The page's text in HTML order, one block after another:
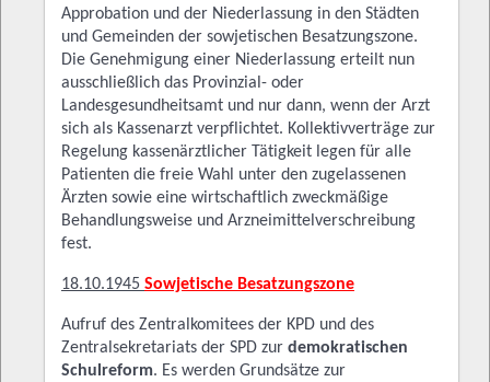
Approbation und der Niederlassung in den Städten
und Gemeinden der sowjetischen Besatzungszone.
Die Genehmigung einer Niederlassung erteilt nun
ausschließlich das Provinzial- oder
Landesgesundheitsamt und nur dann, wenn der Arzt
sich als Kassenarzt verpflichtet. Kollektivverträge zur
Regelung kassenärztlicher Tätigkeit legen für alle
Patienten die freie Wahl unter den zugelassenen
Ärzten sowie eine wirtschaftlich zweckmäßige
Behandlungsweise und Arzneimittelverschreibung
fest.
18.10.1945 Sowjetische Besatzungszone
Aufruf des Zentralkomitees der KPD und des
Zentralsekretariats der SPD zur demokratischen
Schulreform. Es werden Grundsätze zur